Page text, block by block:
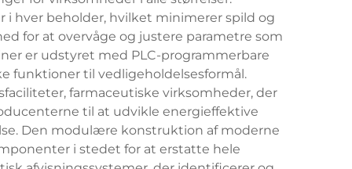
hver beholder, hvilket minimerer spild og
for at overvåge og justere parametre som
er udstyret med PLC-programmerbare
funktioner til vedligeholdelsesformål.
farmaceutiske virksomheder, der
til at udvikle energieffektive
Den modulære konstruktion af moderne
i stedet for at erstatte hele